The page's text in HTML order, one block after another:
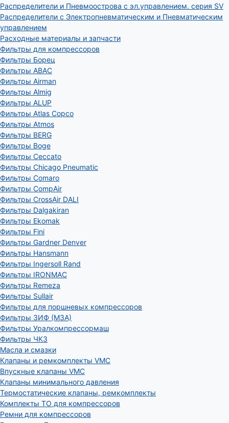
Распределители и Пневмоострова с эл.управлением. серия SV
Распределители с Электропневматическим и Пневматическим
управлением
Расходные материалы и запчасти
Фильтры для компрессоров
Фильтры Борец
Фильтры ABAC
Фильтры Airman
Фильтры Almig
Фильтры ALUP
Фильтры Atlas Copco
Фильтры Atmos
Фильтры BERG
Фильтры Boge
Фильтры Ceccato
Фильтры Chicago Pneumatic
Фильтры Comaro
Фильтры CompAir
Фильтры CrossAir DALI
Фильтры Dalgakiran
Фильтры Ekomak
Фильтры Fini
Фильтры Gardner Denver
Фильтры Hansmann
Фильтры Ingersoll Rand
Фильтры IRONMAC
Фильтры Remeza
Фильтры Sullair
Фильтры для поршневых компрессоров
Фильтры ЗИФ (МЗА)
Фильтры Уралкомпрессормаш
Фильтры ЧКЗ
Масла и смазки
Клапаны и ремкомплекты VMC
Впускные клапаны VMC
Клапаны минимального давления
Термостатические клапаны, ремкомплекты
Комплекты ТО для компрессоров
Ремни для компрессоров